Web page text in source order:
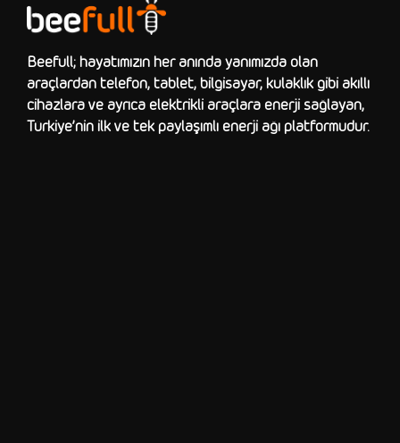
Beefull; hayatımızın her anında yanımızda olan
araçlardan telefon, tablet, bilgisayar, kulaklık gibi akıllı
cihazlara ve ayrıca elektrikli araçlara enerji sağlayan,
Türkiye’nin ilk ve tek paylaşımlı enerji ağı platformudur.